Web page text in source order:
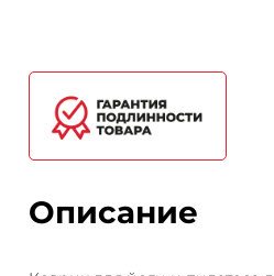
Описание